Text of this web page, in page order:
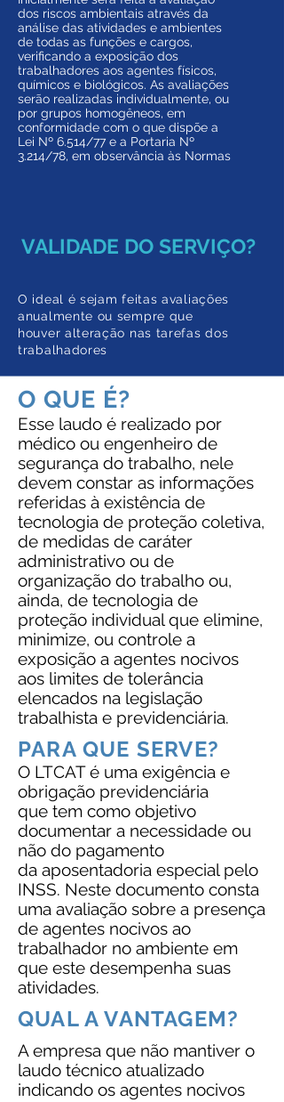
dos riscos ambientais através da
análise das atividades e ambientes
de todas as funções e cargos,
verificando a exposição dos
trabalhadores aos agentes físicos,
químicos e biológicos. As avaliações
serão realizadas individualmente, ou
por grupos homogêneos, em
conformidade com o que dispõe a
Lei Nº 6.514/77 e a Portaria Nº
3.214/78, em observância às Normas
VALIDADE DO SERVIÇO?
O ideal é sejam feitas avaliações
anualmente ou sempre que
houver alteração nas tarefas dos
trabalhadores
O QUE É?
Esse laudo é realizado por
médico ou engenheiro de
segurança do trabalho, nele
devem constar as informações
referidas à existência de
tecnologia de proteção coletiva,
de medidas de caráter
administrativo ou de
organização do trabalho ou,
ainda, de tecnologia de
proteção individual que elimine,
minimize, ou controle a
exposição a agentes nocivos
aos limites de tolerância
elencados na legislação
trabalhista e previdenciária.
PARA QUE SERVE?
O LTCAT é uma exigência e
obrigação previdenciária
que tem como objetivo
documentar a necessidade ou
não do pagamento
da aposentadoria especial pelo
INSS. Neste documento consta
uma avaliação sobre a presença
de agentes nocivos ao
trabalhador no ambiente em
que este desempenha suas
atividades.
QUAL A VANTAGEM?
A empresa que não mantiver o
laudo técnico atualizado
indicando os agentes nocivos